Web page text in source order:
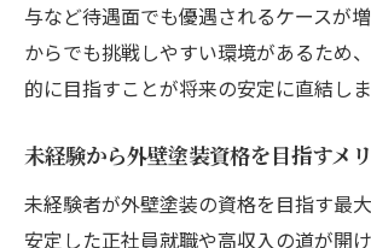
与など待遇面でも優遇されるケースが
からでも挑戦しやすい環境があるため
的に目指すことが将来の安定に直結しま
未経験から外壁塗装資格を目指すメ
未経験者が外壁塗装の資格を目指す最
安定した正社員就職や高収入の道が開